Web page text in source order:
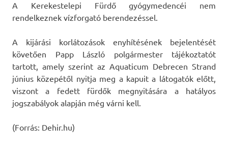
A Kerekestelepi Fürdő gyógymedencéi nem
rendelkeznek vízforgató berendezéssel.
A kijárási korlátozások enyhítésének bejelentését
követően Papp László polgármester tájékoztatót
tartott, amely szerint az Aquaticum Debrecen Strand
június közepétől nyitja meg a kapuit a látogatók előtt,
viszont a fedett fürdők megnyitására a hatályos
jogszabályok alapján még várni kell.
(Forrás: Dehir.hu)